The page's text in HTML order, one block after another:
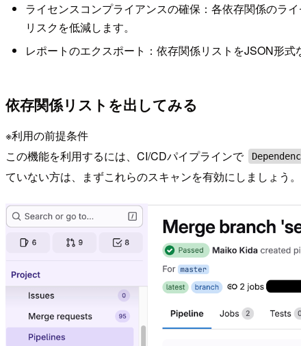
ライセンスコンプライアンスの確保：各依存関係のラ
リスクを低減します。
レポートのエクスポート：依存関係リストをJSON形
依存関係リストを出してみる
※利用の前提条件
この機能を利用するには、CI/CDパイプラインで
ていない方は、まずこれらのスキャンを有効にしましょう。